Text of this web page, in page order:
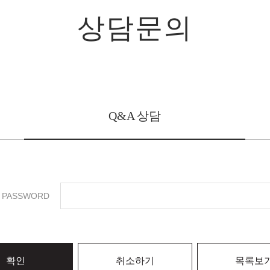
상담문의
Q&A 상담
PASSWORD
확인 취소하기 목록보기